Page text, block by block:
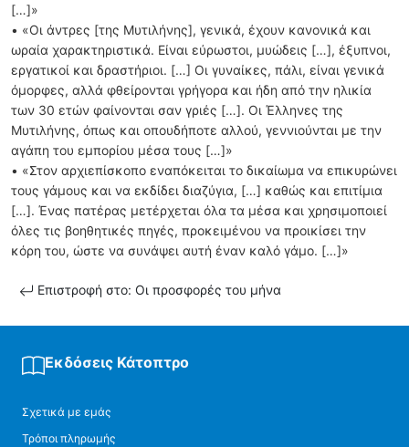
[…]»
• «Οι άντρες [της Μυτιλήνης], γενικά, έχουν κανονικά και
ωραία χαρακτηριστικά. Είναι εύρωστοι, μυώδεις […], έξυπνοι,
εργατικοί και δραστήριοι. […] Οι γυναίκες, πάλι, είναι γενικά
όμορφες, αλλά φθείρονται γρήγορα και ήδη από την ηλικία
των 30 ετών φαίνονται σαν γριές […]. Οι Έλληνες της
Μυτιλήνης, όπως και οπουδήποτε αλλού, γεννιούνται με την
αγάπη του εμπορίου μέσα τους […]»
• «Στον αρχιεπίσκοπο εναπόκειται το δικαίωμα να επικυρώνει
τους γάμους και να εκδίδει διαζύγια, […] καθώς και επιτίμια
[…]. Ένας πατέρας μετέρχεται όλα τα μέσα και χρησιμοποιεί
όλες τις βοηθητικές πηγές, προκειμένου να προικίσει την
κόρη του, ώστε να συνάψει αυτή έναν καλό γάμο. […]»
Επιστροφή στο: Οι προσφορές του μήνα
Εκδόσεις Κάτοπτρο
Σχετικά με εμάς
Τρόποι πληρωμής